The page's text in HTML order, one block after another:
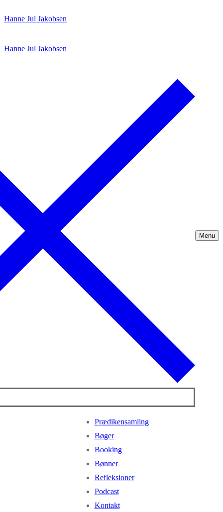
til
Hanne Jul Jakobsen
Hanne Jul Jakobsen
Menu
Prædikensamling
Bøger
Booking
Bønner
Refleksioner
Podcast
Kontakt